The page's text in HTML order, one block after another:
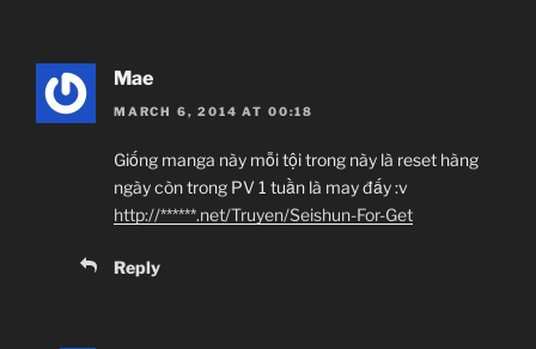
Mae
MARCH 6, 2014 AT 00:18
Giống manga này mỗi tội trong này là reset hàng
ngày còn trong PV 1 tuần là may đấy :v
http://******.net/Truyen/Seishun-For-Get
Reply